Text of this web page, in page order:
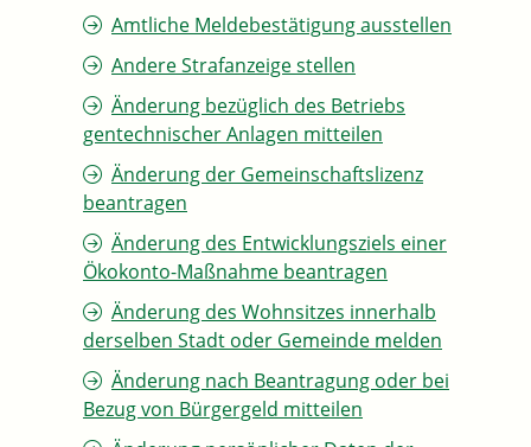
Amtliche Meldebestätigung ausstellen
Andere Strafanzeige stellen
Änderung bezüglich des Betriebs
gentechnischer Anlagen mitteilen
Änderung der Gemeinschaftslizenz
beantragen
Änderung des Entwicklungsziels einer
Ökokonto-Maßnahme beantragen
Änderung des Wohnsitzes innerhalb
derselben Stadt oder Gemeinde melden
Änderung nach Beantragung oder bei
Bezug von Bürgergeld mitteilen